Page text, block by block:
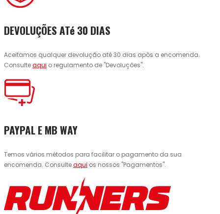
DEVOLUÇÕES ATé 30 DIAS
Aceitamos qualquer devolução até 30 dias após a encomenda.
Consulteaqui o regulamento de "Devoluções".
PAYPAL E MB WAY
Temos vários métodos para facilitar o pagamento da sua
encomenda. Consulteaqui os nossos "Pagamentos".